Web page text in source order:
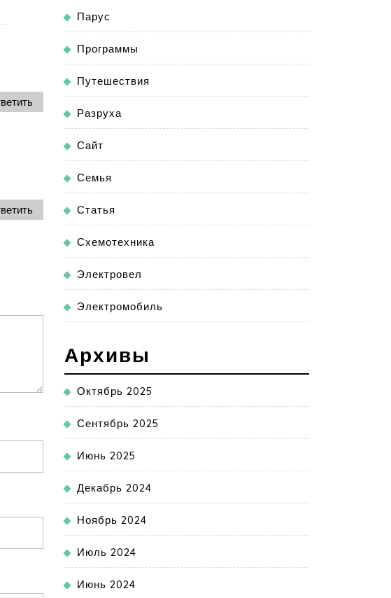
Парус
Программы
Путешествия
Разруха
Сайт
Семья
Статья
Схемотехника
Электровел
Электромобиль
Архивы
Октябрь 2025
Сентябрь 2025
Июнь 2025
Декабрь 2024
Ноябрь 2024
Июль 2024
Июнь 2024